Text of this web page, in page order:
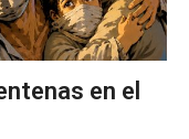
en el